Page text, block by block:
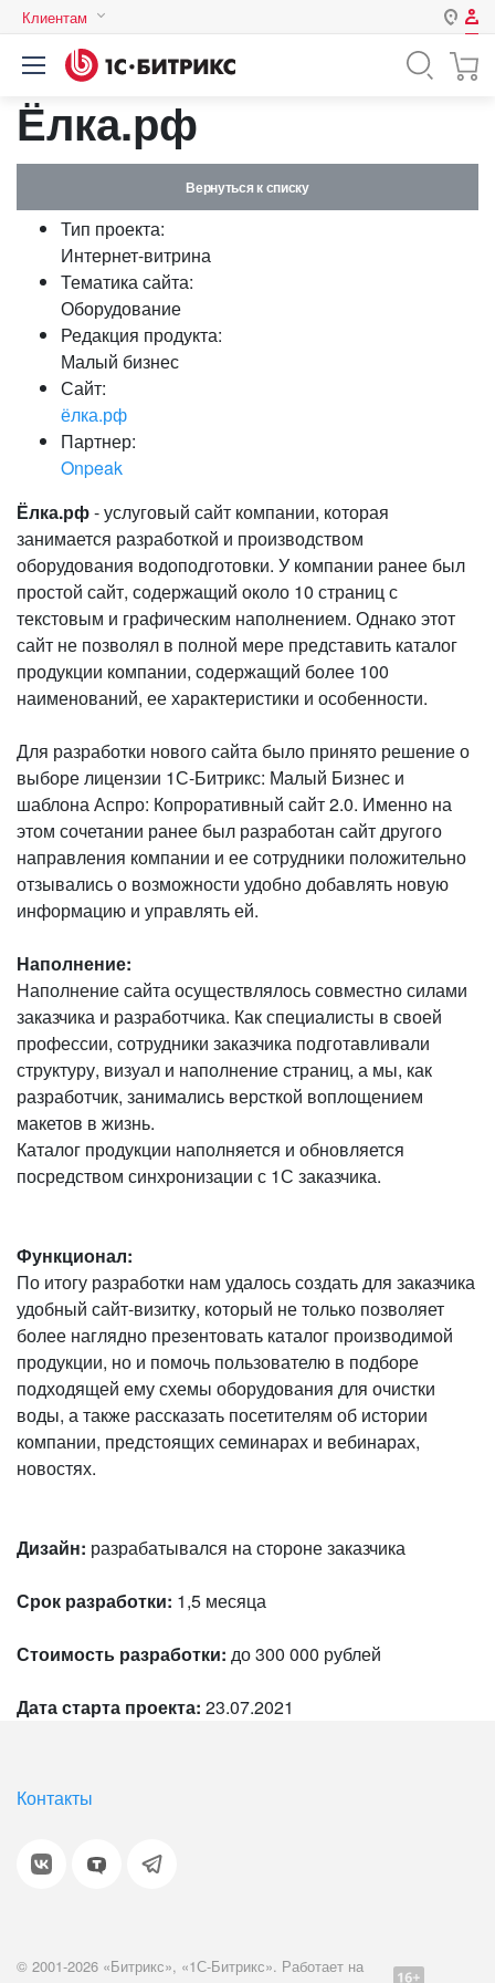
Клиентам
Авторизация
Нет аккаунта?
Логин
Пароль
Забыли свой пароль?
Ёлка.рф
Вернуться к списку
Тип проекта:
Интернет-витрина
Тематика сайта:
Оборудование
Редакция продукта:
Малый бизнес
Сайт:
ёлка.рф
Партнер:
Onpeak
Ёлка.рф- услуговый сайт компании, которая
занимается разработкой и производством
оборудования водоподготовки. У компании ранее был
простой сайт, содержащий около 10 страниц с
текстовым и графическим наполнением. Однако этот
сайт не позволял в полной мере представить каталог
продукции компании, содержащий более 100
наименований, ее характеристики и особенности.
Для разработки нового сайта было принято решение о
выборе лицензии 1С-Битрикс: Малый Бизнес и
шаблона Аспро: Копроративный сайт 2.0. Именно на
этом сочетании ранее был разработан сайт другого
направления компании и ее сотрудники положительно
отзывались о возможности удобно добавлять новую
информацию и управлять ей.
Наполнение:
Наполнение сайта осуществлялось совместно силами
заказчика и разработчика. Как специалисты в своей
профессии, сотрудники заказчика подготавливали
структуру, визуал и наполнение страниц, а мы, как
разработчик, занимались версткой воплощением
макетов в жизнь.
Каталог продукции наполняется и обновляется
посредством синхронизации с 1С заказчика.
Функционал:
По итогу разработки нам удалось создать для заказчика
удобный сайт-визитку, который не только позволяет
более наглядно презентовать каталог производимой
продукции, но и помочь пользователю в подборе
подходящей ему схемы оборудования для очистки
воды, а также рассказать посетителям об истории
компании, предстоящих семинарах и вебинарах,
новостях.
Дизайн: разрабатывался на стороне заказчика
Срок разработки: 1,5 месяца
Стоимость разработки: до 300 000 рублей
Дата старта проекта: 23.07.2021
Контакты
© 2001-2026 «Битрикс», «1С-Битрикс». Работает на